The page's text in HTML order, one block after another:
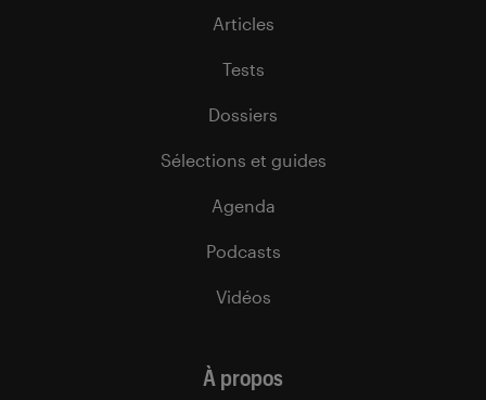
Articles
Tests
Dossiers
Sélections et guides
Agenda
Podcasts
Vidéos
À propos